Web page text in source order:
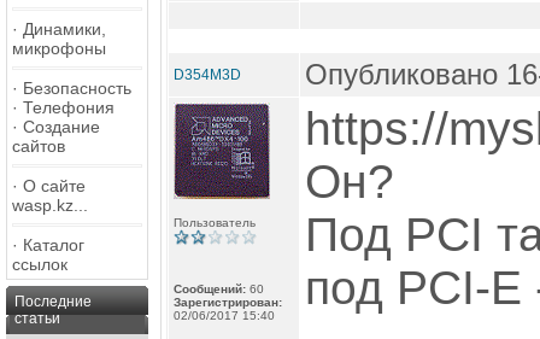
· Динамики,
микрофоны
· Безопасность
· Телефония
· Создание
сайтов
· О сайте
wasp.kz...
· Каталог
ссылок
Последние
статьи
D354M3D Опубликовано
Пользователь
Сообщений: 60
Зарегистрирован:
02/06/2017 15:40
https://
Он?
Под PCI
под PCI-E